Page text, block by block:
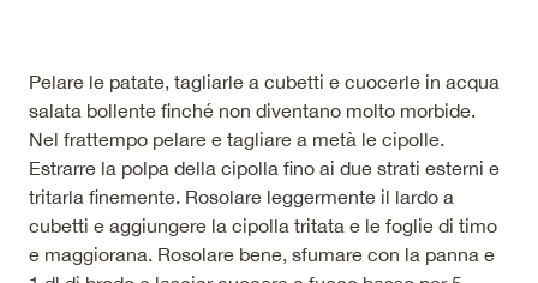
Pelare le patate, tagliarle a cubetti e cuocerle in acqua
salata bollente finché non diventano molto morbide.
Nel frattempo pelare e tagliare a metà le cipolle.
Estrarre la polpa della cipolla fino ai due strati esterni e
tritarla finemente. Rosolare leggermente il lardo a
cubetti e aggiungere la cipolla tritata e le foglie di timo
e maggiorana. Rosolare bene, sfumare con la panna e